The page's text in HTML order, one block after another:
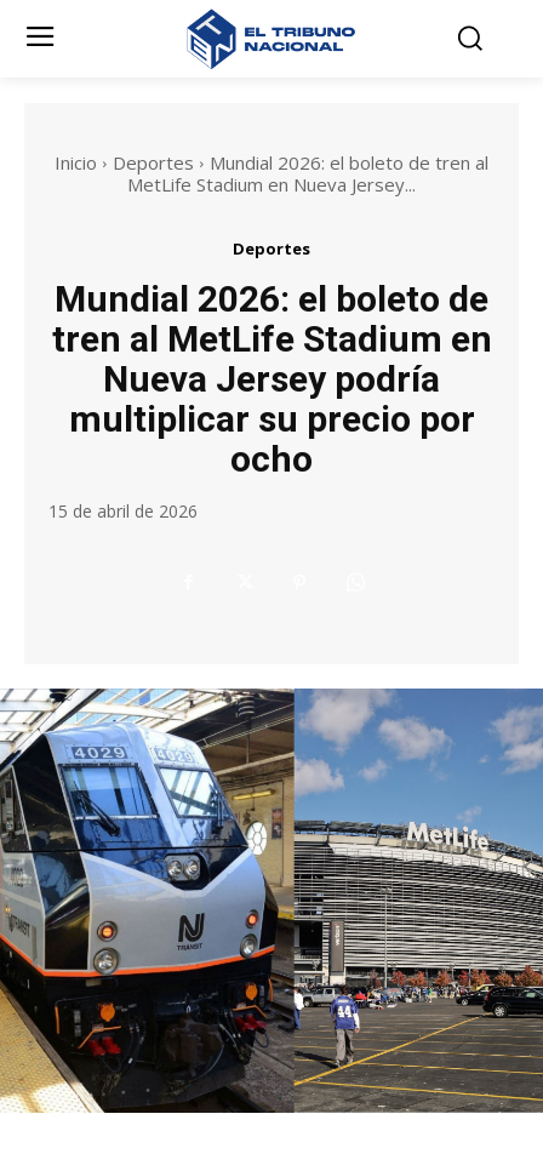
Inicio Deportes
Mundial 2026: el boleto de tren al
MetLife Stadium en Nueva Jersey...
Deportes
Mundial 2026: el boleto de
tren al MetLife Stadium en
Nueva Jersey podría
multiplicar su precio por
ocho
15 de abril de 2026